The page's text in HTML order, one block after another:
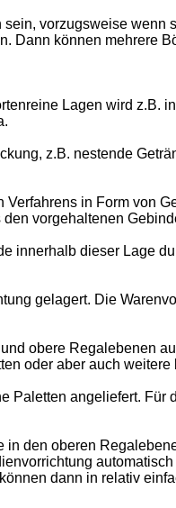
vorzugsweise wenn
Dann können mehrere
Lagen wird z.B.
z.B. nestende
in Form von
vorgehaltenen
innerhalb dieser Lage
gelagert. Die
obere Regalebenen
oder aber auch
Paletten angeliefert.
den oberen
dann in relativ